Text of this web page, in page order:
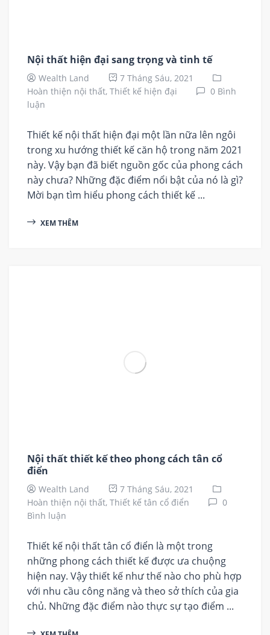
Nội thất hiện đại sang trọng và tinh tế
Wealth Land
7 Tháng Sáu, 2021
Hoàn thiện nội thất, Thiết kế hiện đại
0 Bình
luận
Thiết kế nội thất hiện đại một lần nữa lên ngôi
trong xu hướng thiết kế căn hộ trong năm 2021
này. Vậy bạn đã biết nguồn gốc của phong cách
này chưa? Những đặc điểm nổi bật của nó là gì?
Mời bạn tìm hiểu phong cách thiết kế ...
XEM THÊM
Nội thất thiết kế theo phong cách tân cổ
điển
Wealth Land
7 Tháng Sáu, 2021
Hoàn thiện nội thất, Thiết kế tân cổ điển
0
Bình luận
Thiết kế nội thất tân cổ điển là một trong
những phong cách thiết kế được ưa chuộng
hiện nay. Vậy thiết kế như thế nào cho phù hợp
với nhu cầu công năng và theo sở thích của gia
chủ. Những đặc điểm nào thực sự tạo điểm ...